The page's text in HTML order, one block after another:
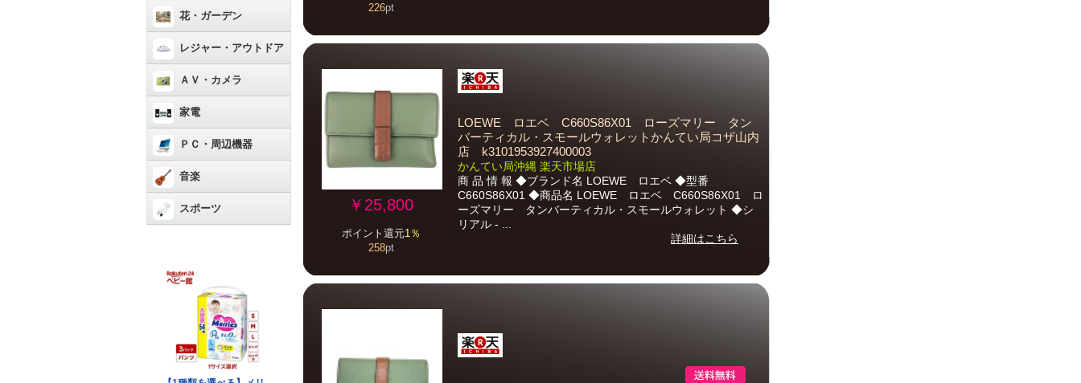
花・ガーデン
レジャー・アウトドア
ＡＶ・カメラ
家電
ＰＣ・周辺機器
音楽
スポーツ
226pt
￥25,800
ポイント還元1％
258pt
LOEWE ロエベ C660S86X01 ローズマリー タン
バーティカル・スモールウォレットかんてい局コザ山内
店 k3101953927400003
かんてい局沖縄 楽天市場店
商 品 情 報 ◆ブランド名 LOEWE ロエベ ◆型番
C660S86X01 ◆商品名 LOEWE ロエベ C660S86X01 ロ
ーズマリー タンバーティカル・スモールウォレット ◆シ
リアル - ...
詳細はこちら